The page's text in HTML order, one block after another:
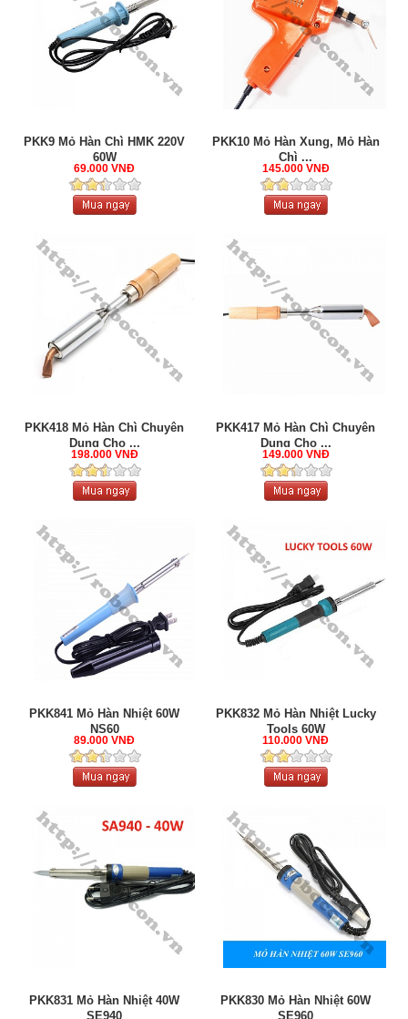
PKK9 Mỏ Hàn Chì HMK 220V
60W
69.000 VNĐ
PKK10 Mỏ Hàn Xung, Mỏ Hàn
Chì ...
145.000 VNĐ
PKK418 Mỏ Hàn Chì Chuyên
Dụng Cho ...
198.000 VNĐ
PKK417 Mỏ Hàn Chì Chuyên
Dụng Cho ...
149.000 VNĐ
PKK841 Mỏ Hàn Nhiệt 60W
NS60
89.000 VNĐ
PKK832 Mỏ Hàn Nhiệt Lucky
Tools 60W
110.000 VNĐ
PKK831 Mỏ Hàn Nhiệt 40W
SE940
PKK830 Mỏ Hàn Nhiệt 60W
SE960